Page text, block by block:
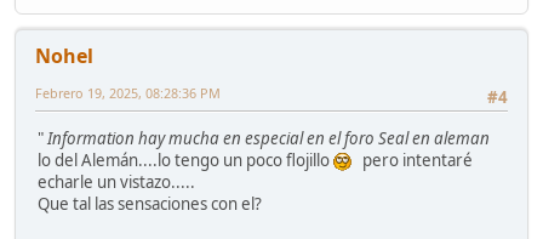
Nohel
#4
Febrero 19, 2025, 08:28:36 PM
"Information hay mucha en especial en el foro Seal en aleman
lo del Alemán....lo tengo un poco flojillo
pero intentaré
echarle un vistazo.....
Que tal las sensaciones con el?